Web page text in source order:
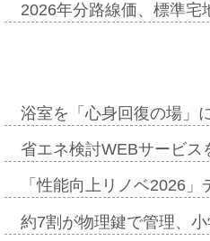
2026年分路線価、標準
浴室を「心身回復の場」
省エネ検討WEBサービ
「性能向上リノベ2026
約7割が物理鍵で管理、